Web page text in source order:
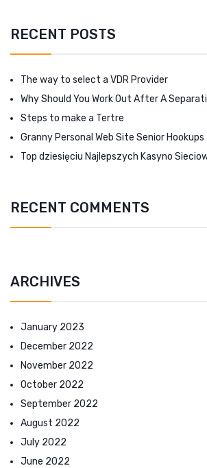
RECENT POSTS
The way to select a VDR Provider
Why Should You Work Out After A
Steps to make a Tertre
Granny Personal Web Site Senior Hookups
Top dziesięciu Najlepszych Kasyno
RECENT COMMENTS
ARCHIVES
January 2023
December 2022
November 2022
October 2022
September 2022
August 2022
July 2022
June 2022